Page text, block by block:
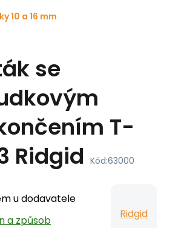
10 a 16 mm
se
T-
Ridgid Kód:63000
u dodavatele
a způsob
Ridgid